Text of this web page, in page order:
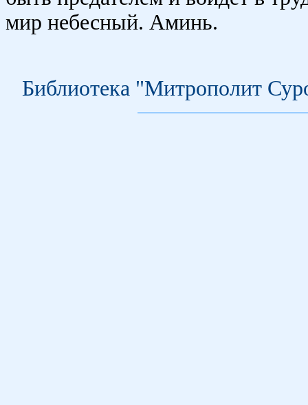
мир небесный. Аминь.
Библиотека "Митрополит